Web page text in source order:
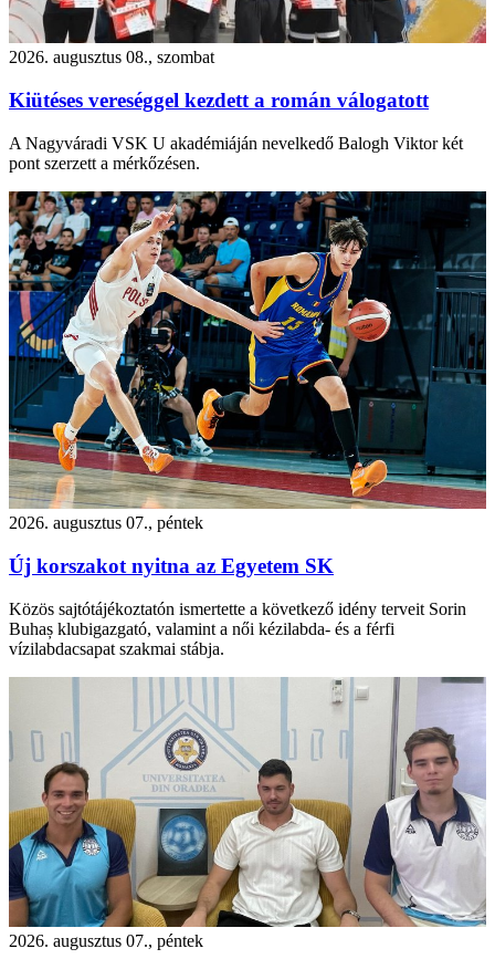
2026. augusztus 08., szombat
Kiütéses vereséggel kezdett a román válogatott
A Nagyváradi VSK U akadémiáján nevelkedő Balogh Viktor két
pont szerzett a mérkőzésen.
2026. augusztus 07., péntek
Új korszakot nyitna az Egyetem SK
Közös sajtótájékoztatón ismertette a következő idény terveit Sorin
Buhaș klubigazgató, valamint a női kézilabda- és a férfi
vízilabdacsapat szakmai stábja.
2026. augusztus 07., péntek